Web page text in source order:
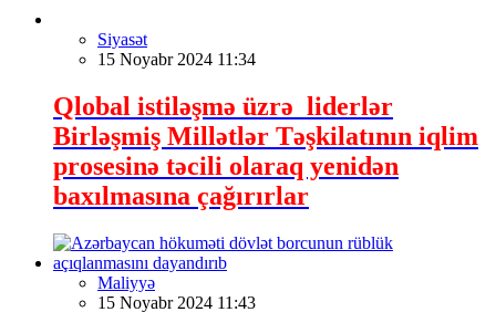
Siyasət
15 Noyabr 2024 11:34
Qlobal istiləşmə üzrə liderlər
Birləşmiş Millətlər Təşkilatının iqlim
prosesinə təcili olaraq yenidən
baxılmasına çağırırlar
Maliyyə
15 Noyabr 2024 11:43